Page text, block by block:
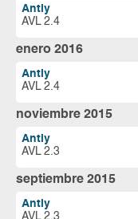
Antiy
AVL 2.4
enero 2016
Antiy
AVL 2.4
noviembre 2015
Antiy
AVL 2.3
septiembre 2015
Antiy
AVL 2.3